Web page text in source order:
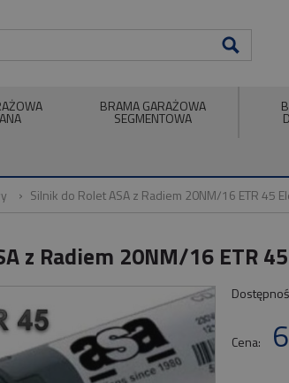
BRAMA GARAŻOWA
SEGMENTOWA
Silnik do Rolet ASA z Radiem 20NM/16 ETR 45
z Radiem 20NM/16 ETR
Cena: